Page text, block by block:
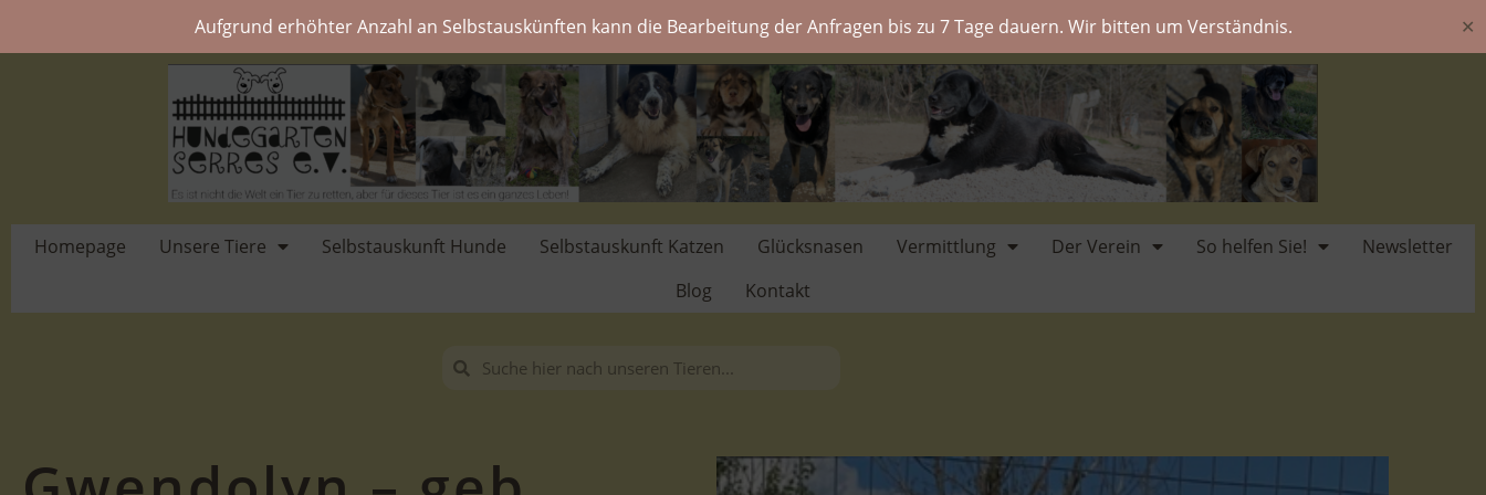
Aufgrund erhöhter Anzahl an Selbstauskünften kann die Bearbeitung der Anfragen bis zu 7 Tage dauern. Wir bitten um Verständnis. ✕
Homepage Unsere Tiere Selbstauskunft Hunde Selbstauskunft Katzen Glücksnasen Vermittlung Der Verein So helfen Sie!
Newsletter
Blog
Kontakt